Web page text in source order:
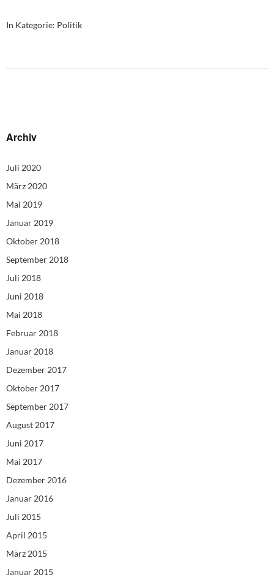
In Kategorie: Politik
Archiv
Juli 2020
März 2020
Mai 2019
Januar 2019
Oktober 2018
September 2018
Juli 2018
Juni 2018
Mai 2018
Februar 2018
Januar 2018
Dezember 2017
Oktober 2017
September 2017
August 2017
Juni 2017
Mai 2017
Dezember 2016
Januar 2016
Juli 2015
April 2015
März 2015
Januar 2015